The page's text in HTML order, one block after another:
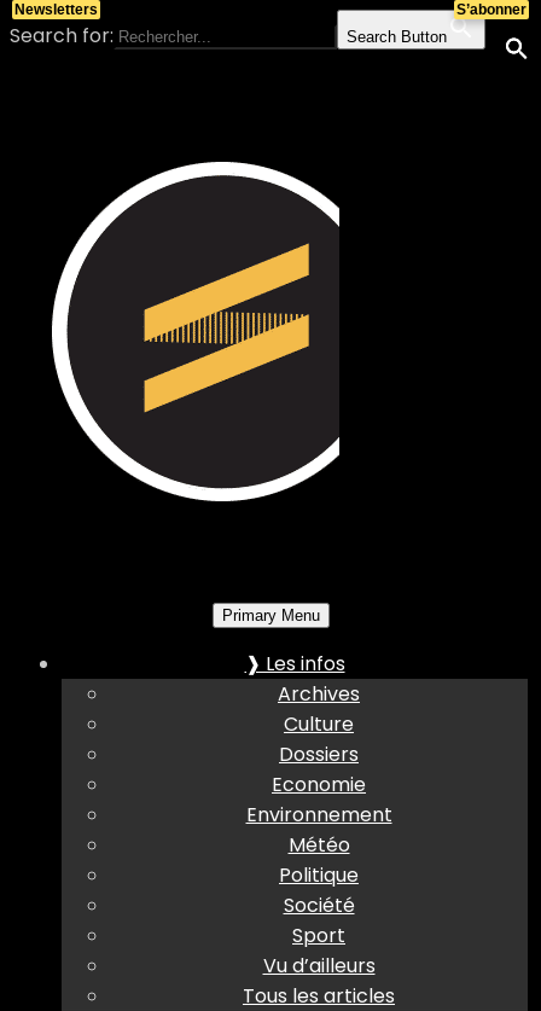
Search for: Search Button
Primary Menu
❱ Les infos
Archives
Culture
Dossiers
Economie
Environnement
Météo
Politique
Société
Sport
Vu d’ailleurs
Tous les articles
S’abonner
Newsletters